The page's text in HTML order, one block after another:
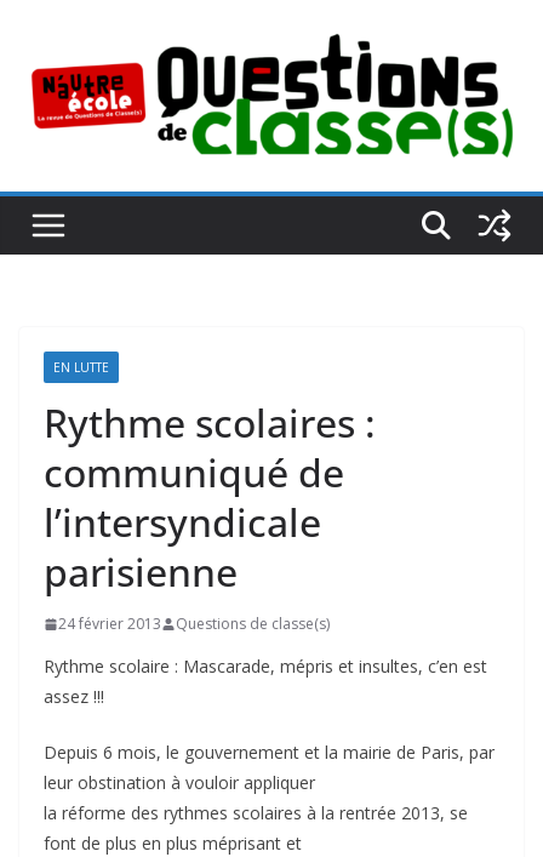
contenu
EN LUTTE
Rythme scolaires :
communiqué de
l’intersyndicale
parisienne
24 février 2013 Questions de classe(s)
Rythme scolaire : Mascarade, mépris et insultes, c’en est
assez !!!
Depuis 6 mois, le gouvernement et la mairie de Paris, par
leur obstination à vouloir appliquer
la réforme des rythmes scolaires à la rentrée 2013, se
font de plus en plus méprisant et